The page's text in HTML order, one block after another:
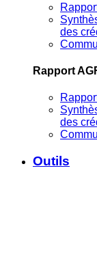
des
Rapport
des
Outils